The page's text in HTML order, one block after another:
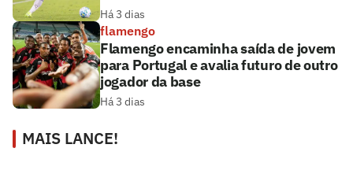
Há 3 dias
flamengo
Flamengo encaminha saída de jovem
para Portugal e avalia futuro de outro
jogador da base
Há 3 dias
MAIS LANCE!